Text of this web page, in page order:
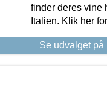
finder deres vine
Italien. Klik her
Se udvalget